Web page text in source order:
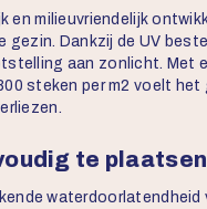
en milieuvriendelijk
gezin. Dankzij de UV
aan zonlicht. Met
steken per m2 voelt het
te plaatsen
waterdoorlatendheid